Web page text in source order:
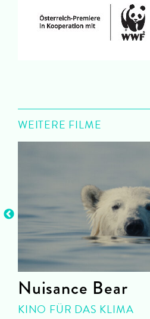
WEITERE FILME
Nuisance Bear
KINO FÜR DAS KLIMA